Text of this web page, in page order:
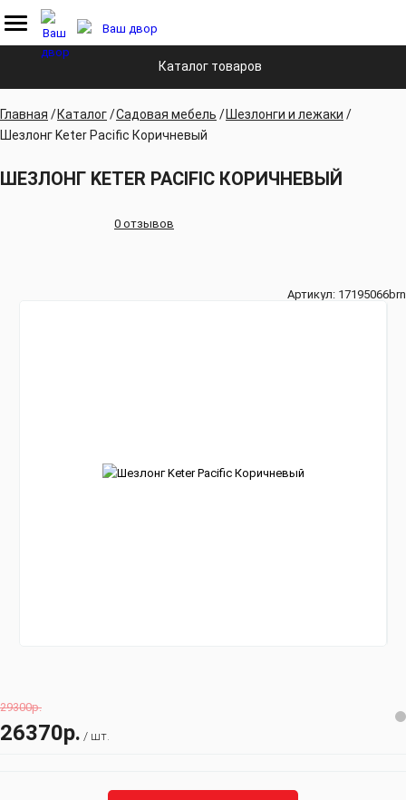
Каталог товаров
Главная Каталог Садовая мебель
Шезлонги и лежаки
Шезлонг Keter Pacific Коричневый
ШЕЗЛОНГ KETER PACIFIC КОРИЧНЕВЫЙ
Артикул: 17195066brn
0 отзывов
29300р.
26370р. / шт.